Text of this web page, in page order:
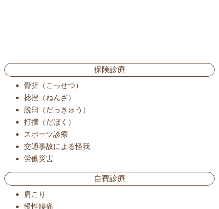
保険診療
骨折（こっせつ）
捻挫（ねんざ）
脱臼（だっきゅう）
打撲（だぼく）
スポーツ診療
交通事故による怪我
労働災害
自費診療
肩こり
慢性腰痛